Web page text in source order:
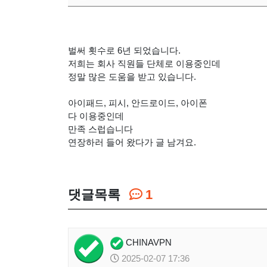
벌써 횟수로 6년 되었습니다.
저희는 회사 직원들 단체로 이용중인데
정말 많은 도움을 받고 있습니다.
아이패드, 피시, 안드로이드, 아이폰
다 이용중인데
만족 스럽습니다
연장하러 들어 왔다가 글 남겨요.
댓글목록 1
CHINAVPN
2025-02-07 17:36